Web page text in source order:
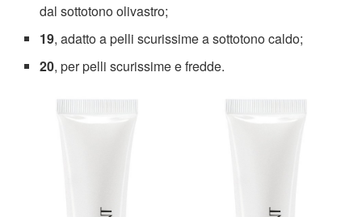
dal sottotono olivastro;
19, adatto a pelli scurissime a sottotono caldo;
20, per pelli scurissime e fredde.